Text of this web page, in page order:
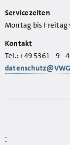
Servicezeiten
Montag bis Freitag
Kontakt
Tel.: +49 5361 - 9 -
.